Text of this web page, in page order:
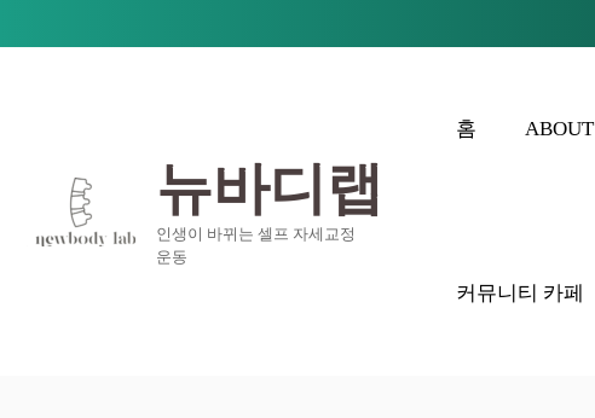
건너뛰기
뉴바디랩
인생이 바뀌는 셀프 자세교정
운동
홈 ABOUT
커뮤니티 카페